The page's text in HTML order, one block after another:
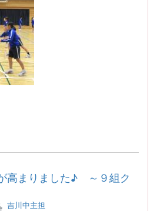
高まりました♪ ～９組ク
吉川中主担